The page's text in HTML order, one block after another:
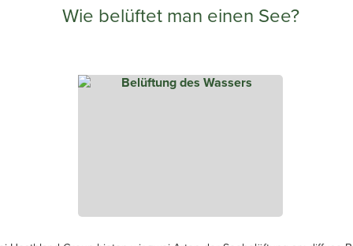
Wie belüftet man einen See?